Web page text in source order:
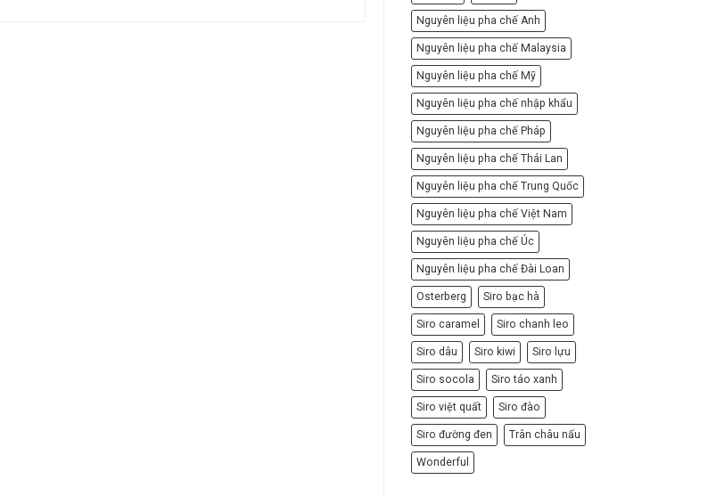
Nguyên liệu pha chế Anh
Nguyên liệu pha chế Malaysia
Nguyên liệu pha chế Mỹ
Nguyên liệu pha chế nhập khẩu
Nguyên liệu pha chế Pháp
Nguyên liệu pha chế Thái Lan
Nguyên liệu pha chế Trung Quốc
Nguyên liệu pha chế Việt Nam
Nguyên liệu pha chế Úc
Nguyên liệu pha chế Đài Loan
Osterberg Siro bạc hà
Siro caramel Siro chanh leo
Siro dâu Siro kiwi Siro lựu
Siro socola Siro táo xanh
Siro việt quất Siro đào
Siro đường đen Trân châu nấu
Wonderful